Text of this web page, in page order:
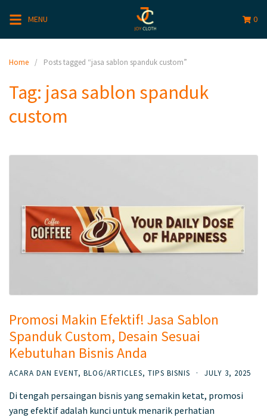
MENU 0
Home Posts tagged “jasa sablon spanduk custom”
Tag: jasa sablon spanduk
custom
Promosi Makin Efektif! Jasa Sablon
Spanduk Custom, Desain Sesuai
Kebutuhan Bisnis Anda
ACARA DAN EVENT, BLOG/ARTICLES, TIPS BISNIS · JULY 3, 2025
Di tengah persaingan bisnis yang semakin ketat, promosi
yang efektif adalah kunci untuk menarik perhatian